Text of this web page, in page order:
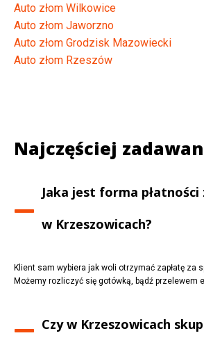
Auto złom Wilkowice
Auto złom Jaworzno
Auto złom Grodzisk Mazowiecki
Auto złom Rzeszów
Najczęściej
Jaka jest forma płatności
w Krzeszowicach?
Klient sam wybiera jak woli otrzymać zapłatę za
Możemy rozliczyć się gotówką, bądź przelewem
Czy w Krzeszowicach